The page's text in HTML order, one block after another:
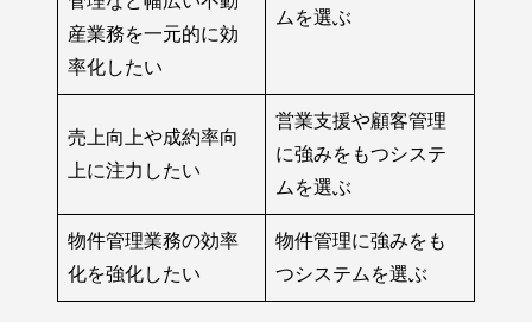
産業務を一元的に効
率化したい
ムを選ぶ
売上向上や成約率向
上に注力したい
営業支援や顧客管理
に強みをもつシステ
ムを選ぶ
物件管理業務の効率
化を強化したい
物件管理に強みをも
つシステムを選ぶ